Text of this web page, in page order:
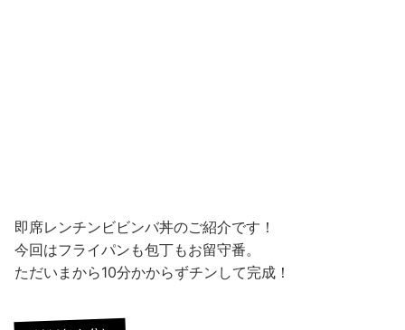
即席レンチンビビンバ丼のご紹介です！
今回はフライパンも包丁もお留守番。
ただいまから10分かからずチンして完成！